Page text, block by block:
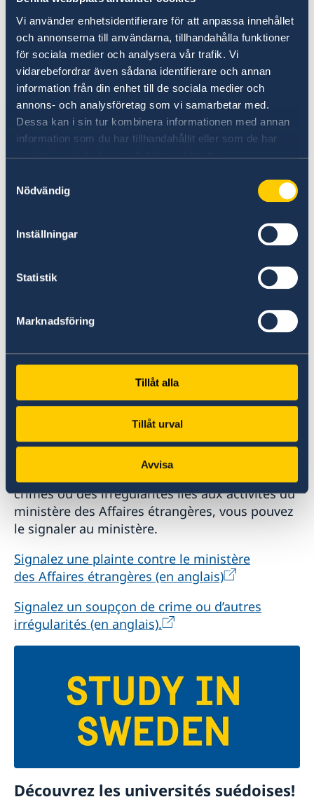
Vi använder enhetsidentifierare för att anpassa innehållet
och annonserna till användarna, tillhandahålla funktioner
för sociala medier och analysera vår trafik. Vi
vidarebefordrar även sådana identifierare och annan
information från din enhet till de sociala medier och
annons- och analysföretag som vi samarbetar med.
Dessa kan i sin tur kombinera informationen med annan
information som du har tillhandahållit eller som de har
samlat in när du har använt deras tjänster.
Nödvändig
Inställningar
Statistik
Marknadsföring
Tillåt alla
Tillåt urval
Avvisa
X
Suède?
Soupçon d’irrégularités
Si vous avez des plaintes ou soupçonnez des
crimes ou des irrégularités liés aux activités du
ministère des Affaires étrangères, vous pouvez
le signaler au ministère.
Signalez une plainte contre le ministère
des Affaires étrangères (en anglais)
Signalez un soupçon de crime ou d’autres
irrégularités (en anglais).
Découvrez les universités suédoises!